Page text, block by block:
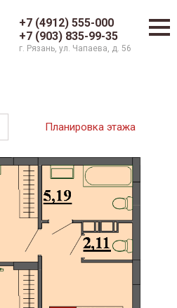
+7 (4912) 555-000
+7 (903) 835-99-35
г. Рязань, ул. Чапаева, д. 56
Планировка этажа